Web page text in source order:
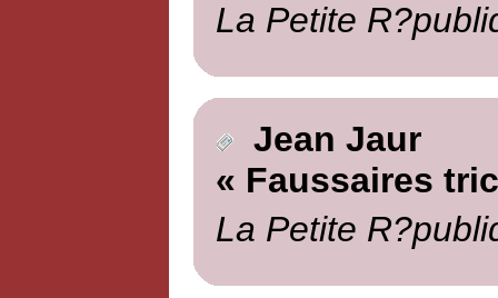
La Petite
Jean Jaur
« Faussaires
La Petite